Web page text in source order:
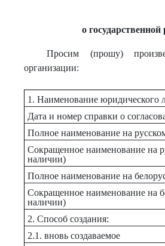
о
Просим (прошу)
организации:
1. Наименование юридического
Дата и номер справки о
Полное наименование на
Сокращенное наименование на
наличии)
Полное наименование на
Сокращенное наименование на
наличии)
2. Способ создания:
2.1. вновь создаваемое